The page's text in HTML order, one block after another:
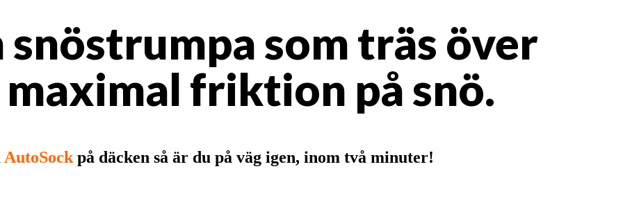
som träs över
friktion på snö.
AutoSock på däcken så är du på väg igen, inom två minuter!